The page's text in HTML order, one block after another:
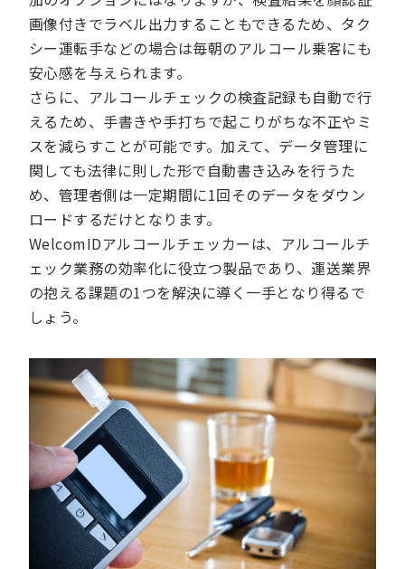
画像付きでラベル出力することもできるため、タク
シー運転手などの場合は毎朝のアルコール乗客にも
安心感を与えられます。
さらに、アルコールチェックの検査記録も自動で行
えるため、手書きや手打ちで起こりがちな不正やミ
スを減らすことが可能です。加えて、データ管理に
関しても法律に則した形で自動書き込みを行うた
め、管理者側は一定期間に1回そのデータをダウン
ロードするだけとなります。
WelcomIDアルコールチェッカーは、アルコールチ
ェック業務の効率化に役立つ製品であり、運送業界
の抱える課題の1つを解決に導く一手となり得るで
しょう。